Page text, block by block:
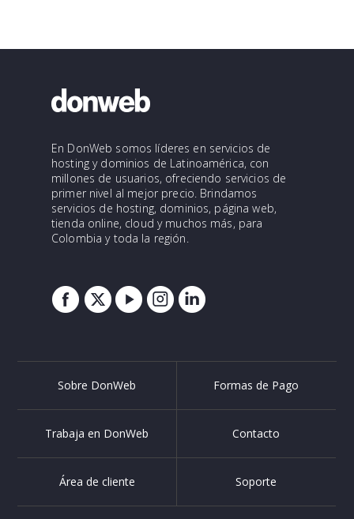
En DonWeb somos líderes en servicios de
hosting y dominios de Latinoamérica, con
millones de usuarios, ofreciendo servicios de
primer nivel al mejor precio. Brindamos
servicios de hosting, dominios, página web,
tienda online, cloud y muchos más, para
Colombia y toda la región.
Sobre DonWeb Formas de Pago
Trabaja en DonWeb Contacto
Área de cliente Soporte